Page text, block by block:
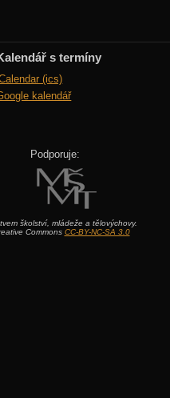
s termíny
(ics)
kalendář
Podporuje:
školství, mládeže a tělovýchovy.
Commons CC-BY-NC-SA 3.0